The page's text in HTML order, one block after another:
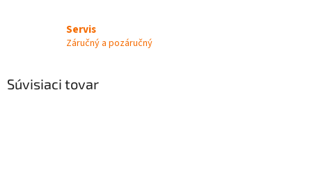
Servis
Záručný a pozáručný
Súvisiaci tovar